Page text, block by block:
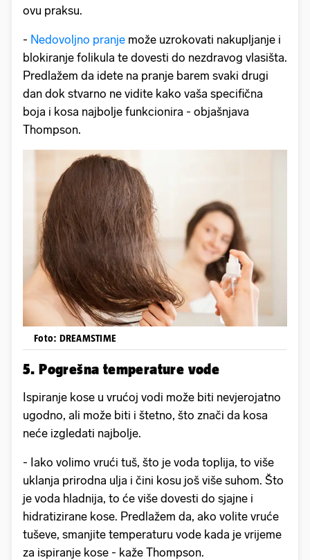
ovu praksu.
- Nedovoljno pranje može uzrokovati nakupljanje i
blokiranje folikula te dovesti do nezdravog vlasišta.
Predlažem da idete na pranje barem svaki drugi
dan dok stvarno ne vidite kako vaša specifična
boja i kosa najbolje funkcionira - objašnjava
Thompson.
Foto: DREAMSTIME
5. Pogrešna temperature vode
Ispiranje kose u vrućoj vodi može biti nevjerojatno
ugodno, ali može biti i štetno, što znači da kosa
neće izgledati najbolje.
- Iako volimo vrući tuš, što je voda toplija, to više
uklanja prirodna ulja i čini kosu još više suhom. Što
je voda hladnija, to će više dovesti do sjajne i
hidratizirane kose. Predlažem da, ako volite vruće
tuševe, smanjite temperaturu vode kada je vrijeme
za ispiranje kose - kaže Thompson.